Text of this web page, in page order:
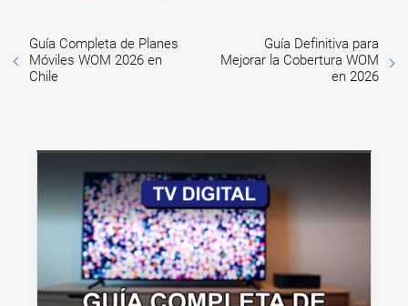
Guía Completa de Planes
Móviles WOM 2026 en
Chile
Guía Definitiva para
Mejorar la Cobertura WOM
en 2026